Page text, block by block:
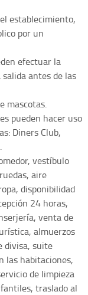
establecimiento,
por un
efectuar la
antes de las
mascotas.
pueden hacer uso
Diners Club,
vestíbulo
aire
disponibilidad
24 horas,
venta de
almuerzos
divisa, suite
las habitaciones,
de limpieza
traslado al